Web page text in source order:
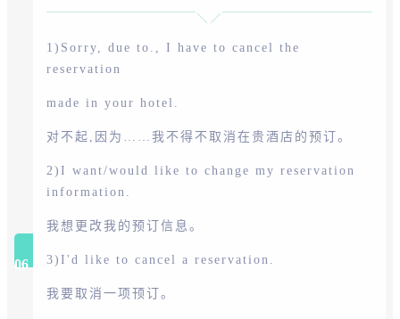
06
1)Sorry, due to., I have to cancel the
reservation
made in your hotel.
对不起,因为……我不得不取消在贵酒店的预订。
2)I want/would like to change my reservation
information.
我想更改我的预订信息。
3)I'd like to cancel a reservation.
我要取消一项顸订。